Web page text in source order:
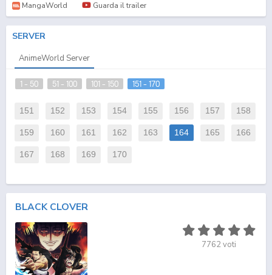
MangaWorld Guarda il trailer
SERVER
AnimeWorld Server
1 - 50 51 - 100 101 - 150 151 - 170
151 152 153 154 155 156 157 158
159 160 161 162 163 164 165 166
167 168 169 170
BLACK CLOVER
7762voti